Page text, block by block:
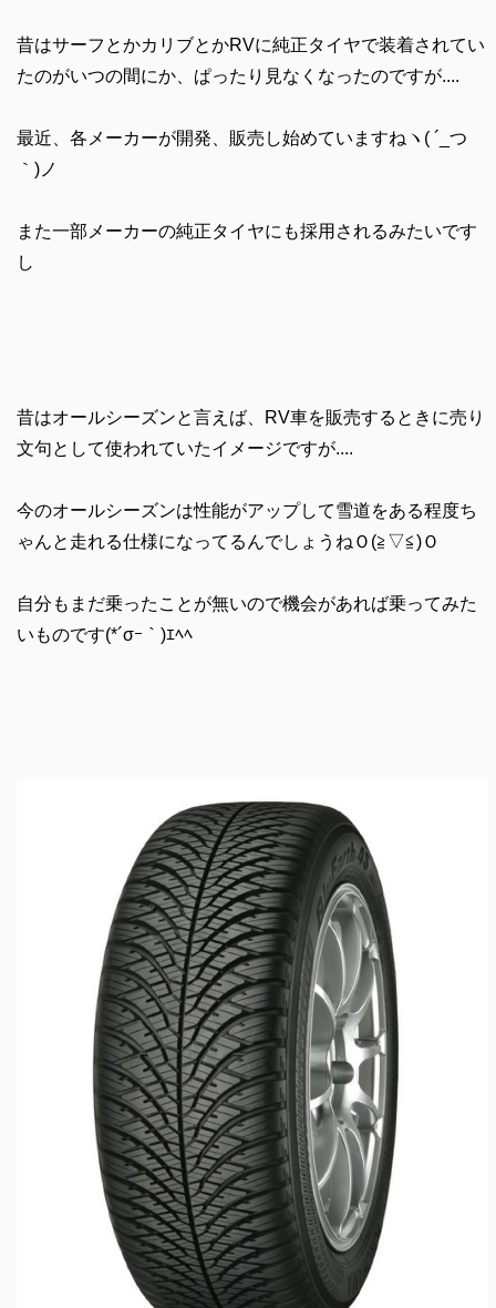
昔はサーフとかカリブとかRVに純正タイヤで装着されてい
たのがいつの間にか、ぱったり見なくなったのですが....
最近、各メーカーが開発、販売し始めていますねヽ( ´_つ
｀)ノ
また一部メーカーの純正タイヤにも採用されるみたいです
し
昔はオールシーズンと言えば、RV車を販売するときに売り
文句として使われていたイメージですが....
今のオールシーズンは性能がアップして雪道をある程度ち
ゃんと走れる仕様になってるんでしょうねＯ(≧▽≦)Ｏ
自分もまだ乗ったことが無いので機会があれば乗ってみた
いものです(*´σｰ｀)ｴﾍﾍ